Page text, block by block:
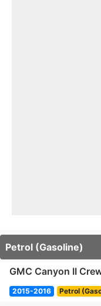
Petrol (Gasoline)
GMC Canyon II
2015-2016 Petrol